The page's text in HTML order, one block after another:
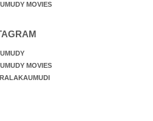
MOVIES
MOVIES